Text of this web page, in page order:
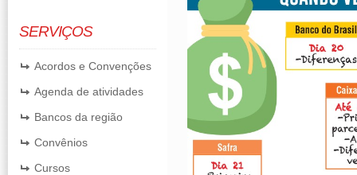
SERVIÇOS
Acordos e Convenções
Agenda de atividades
Bancos da região
Convênios
Cursos